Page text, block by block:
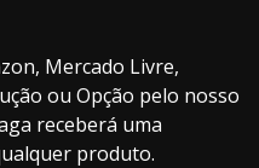
Mercado Livre,
ou Opção pelo nosso
receberá uma
produto.